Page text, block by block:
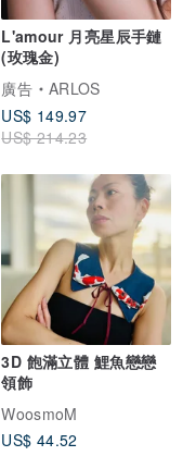
L'amour 月亮星辰手鏈
(玫瑰金)
廣告
ARLOS
US$ 149.97
US$ 214.23
3D 飽滿立體 鯉魚戀戀
領飾
WoosmoM
US$ 44.52